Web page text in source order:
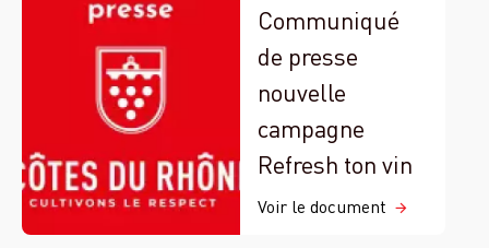
Communiqué
de presse
nouvelle
campagne
Refresh ton vin
Voir le document